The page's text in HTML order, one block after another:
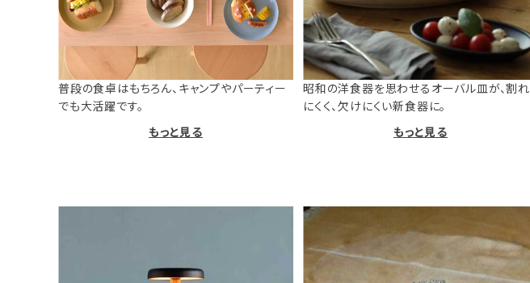
普段の食卓はもちろん、キャンプやパーティー
でも大活躍です。
もっと見る
昭和の洋食器を思わせるオーバル皿が、割れ
にくく、欠けにくい新食器に。
もっと見る